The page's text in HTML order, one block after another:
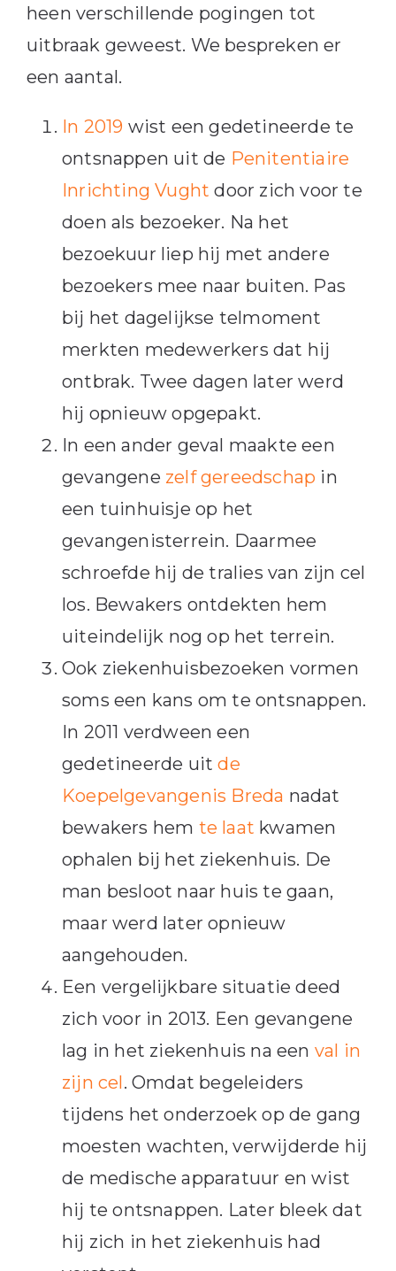
heen verschillende pogingen tot
uitbraak geweest. We bespreken er
een aantal.
In 2019 wist een gedetineerde te
ontsnappen uit de Penitentiaire
Inrichting Vught door zich voor te
doen als bezoeker. Na het
bezoekuur liep hij met andere
bezoekers mee naar buiten. Pas
bij het dagelijkse telmoment
merkten medewerkers dat hij
ontbrak. Twee dagen later werd
hij opnieuw opgepakt.
In een ander geval maakte een
gevangene zelf gereedschap in
een tuinhuisje op het
gevangenisterrein. Daarmee
schroefde hij de tralies van zijn cel
los. Bewakers ontdekten hem
uiteindelijk nog op het terrein.
Ook ziekenhuisbezoeken vormen
soms een kans om te ontsnappen.
In 2011 verdween een
gedetineerde uitde
Koepelgevangenis Breda nadat
bewakers hem te laat kwamen
ophalen bij het ziekenhuis. De
man besloot naar huis te gaan,
maar werd later opnieuw
aangehouden.
Een vergelijkbare situatie deed
zich voor in 2013. Een gevangene
lag in het ziekenhuis na een val in
zijn cel. Omdat begeleiders
tijdens het onderzoek op de gang
moesten wachten, verwijderde hij
de medische apparatuur en wist
hij te ontsnappen. Later bleek dat
hij zich in het ziekenhuis had